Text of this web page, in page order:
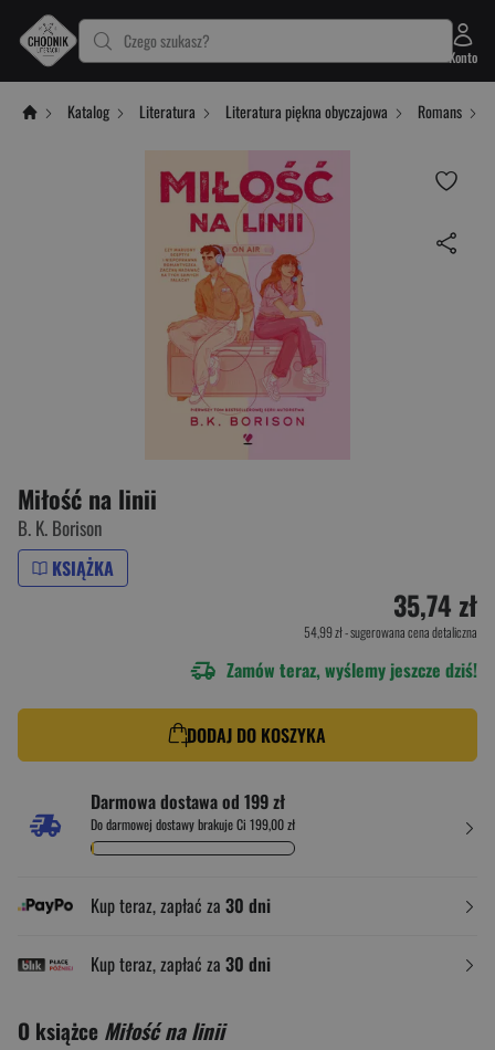
Czego szukasz?
Konto
Katalog Literatura Literatura piękna obyczajowa Romans
Miłość na linii
B. K. Borison
KSIĄŻKA
35,74 zł
54,99 zł- sugerowana cena detaliczna
Zamów teraz, wyślemy jeszcze dziś!
DODAJ DO KOSZYKA
Darmowa dostawa od 199 zł
Do darmowej dostawy brakuje Ci 199,00 zł
Kup teraz, zapłać za 30 dni
Kup teraz, zapłać za 30 dni
O książce Miłość na linii